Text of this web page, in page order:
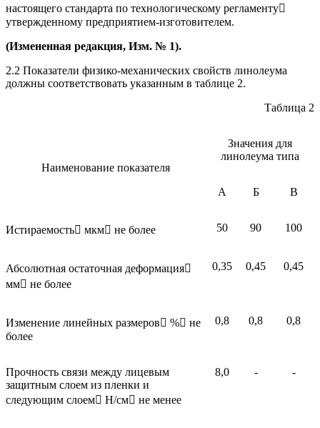
настоящего стандарта по технологическому регламенту
утвержденному предприятием-изготовителем.
(Измененная редакция, Изм. № 1).
2.2 Показатели физико-механических свойств линолеума
должны соответствовать указанным в таблице 2.
Таблица 2
Наименование показателя
Значения для
линолеума типа
А Б В
Истираемость мкм не более 50 90 100
Абсолютная остаточная деформация
мм не более
0,35 0,45 0,45
Изменение линейных размеров % не
более
0,8 0,8 0,8
Прочность связи между лицевым
защитным слоем из пленки и
следующим слоем Н/см не менее
8,0 - -